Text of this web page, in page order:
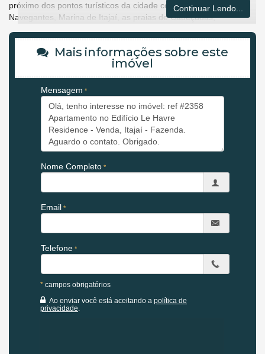
próximo dos pontos turísticos da cidade como o Porto de Itajaí e
Navegantes, Marina de Itajaí, as praias de Cabeçudas,
municipal de Itajaí e a Universidade do Vale do Itajaí (UNIVALI).
O Le Havre Residence é um verdadeiro HOME CLUB, com
mais de 1500 m² de área de lazer com diversas opções de
entretenimento :
Piscina Adulto
Piscina infantil
Raia de 25m
Playground Externo
Sala de jogos
Cinema
Redário
Área de Serviço
Sacada com Churrasqueira
Sala de Estar
Sala de Jantar
Continuar Lendo...
Mais informações sobre este
imóvel
Mensagem
Nome Completo
Email
Telefone
* campos obrigatórios
Ao enviar você está aceitando a política de
privacidade